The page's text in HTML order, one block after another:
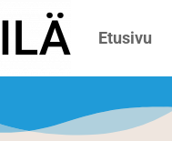
Etusivu